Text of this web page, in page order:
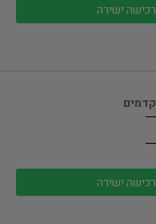
רכישה ישירה
רכישה ישירה